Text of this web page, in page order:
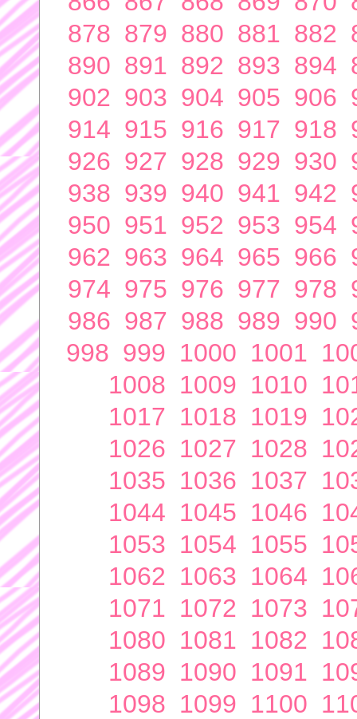
878 879 880 881 882
890 891 892 893 894
902 903 904 905 906
914 915 916 917 918
926 927 928 929 930
938 939 940 941 942
950 951 952 953 954
962 963 964 965 966
974 975 976 977 978
986 987 988 989 990
998 999 1000 1001
1008 1009 1010
1017 1018 1019
1026 1027 1028
1035 1036 1037
1044 1045 1046
1053 1054 1055
1062 1063 1064
1071 1072 1073
1080 1081 1082
1089 1090 1091
1098 1099 1100